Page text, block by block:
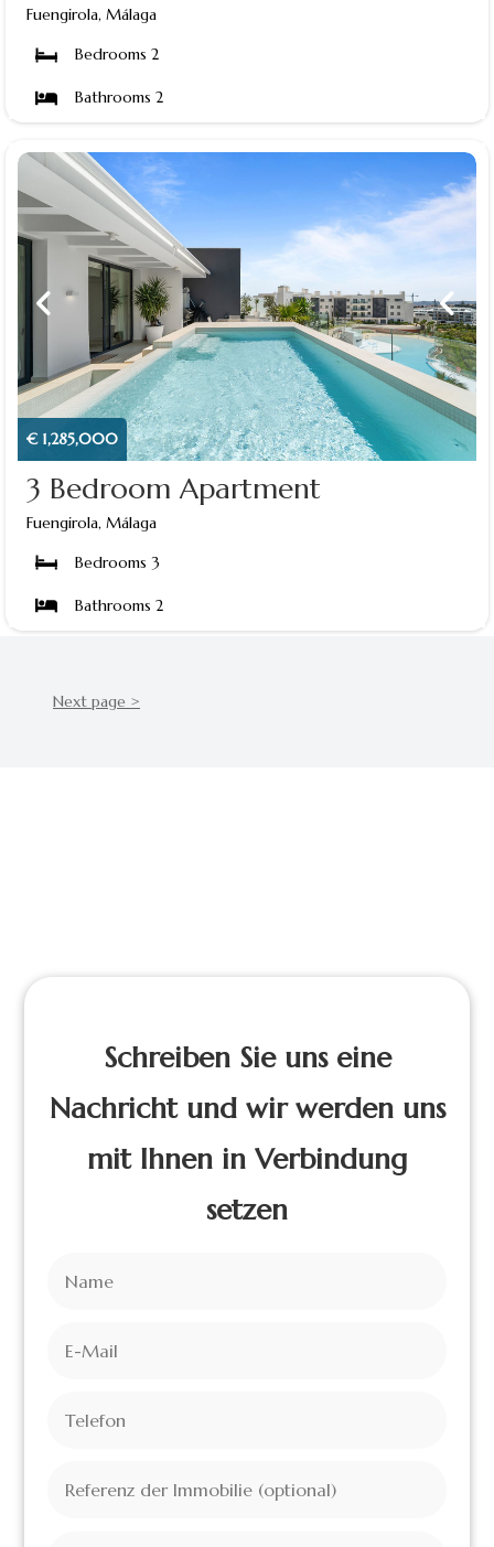
Fuengirola, Málaga
Bedrooms 2
Bathrooms 2
€ 1,285,000
3 Bedroom Apartment
Fuengirola, Málaga
Bedrooms 3
Bathrooms 2
Next page >
Schreiben Sie uns eine
Nachricht und wir werden uns
mit Ihnen in Verbindung
setzen